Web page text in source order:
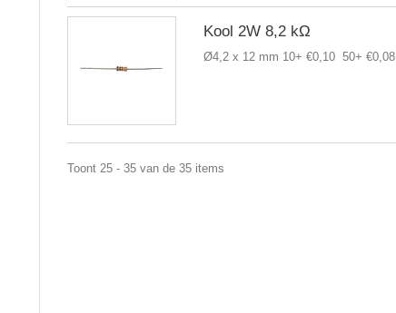
Kool 2W 8,2 kΩ
Ø4,2 x 12 mm 10+ €0,10 50+ €0,08
Toont 25 - 35 van de 35 items